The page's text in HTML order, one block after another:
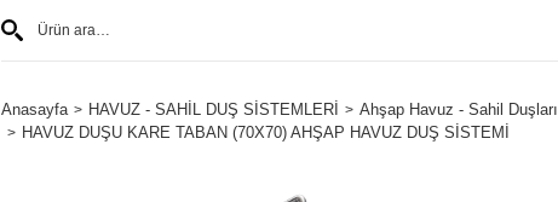
Anasayfa HAVUZ - SAHİL DUŞ SİSTEMLERİ Ahşap Havuz - Sahil Duşları
HAVUZ DUŞU KARE TABAN (70X70) AHŞAP HAVUZ DUŞ SİSTEMİ